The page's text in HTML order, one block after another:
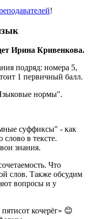
!
Ирина Кривенкова.
подряд: номера 5,
1 первичный балл.
нормы".
суффиксы" - как
слово в тексте.
знания.
Что
слов. Также обсудим
вопросы и у
кочерёг» 😊